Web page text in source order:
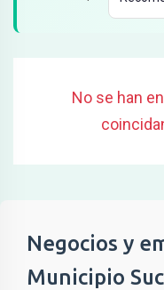
No se han
Negocios y
Municipio